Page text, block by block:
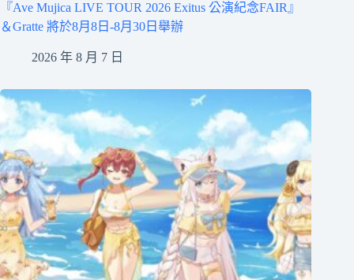
『Ave Mujica LIVE TOUR 2026 Exitus 公演紀念FAIR』
＆Gratte 將於8月8日-8月30日舉辦
2026 年 8 月 7 日